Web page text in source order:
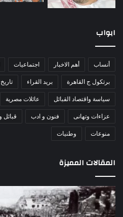
ابواب
أنساب أهم الاخبار اجتماعيات
برتكول ج القاهرة بريد القراء
سياسة واقتصاد القبائل عائلات مصرية
عزاءات وتهانى فنون و ادب قبائل
منوعات وطنيات
المقالات المميزة
مذبحة
اللد..
القصة